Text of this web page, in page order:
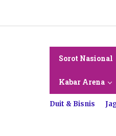
konten
Sorot Nasional
Kabar Arena
Duit & Bisnis